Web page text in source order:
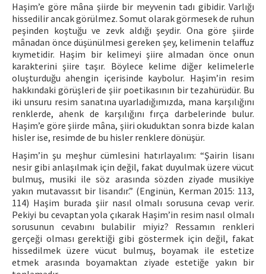
Haşim’e göre mâna şiirde bir meyvenin tadı gibidir. Varlığı
hissedilir ancak görülmez. Somut olarak görmesek de ruhun
peşinden koştuğu ve zevk aldığı şeydir. Ona göre şiirde
mânadan önce düşünülmesi gereken şey, kelimenin telaffuz
kıymetidir. Haşim bir kelimeyi şiire almadan önce onun
karakterini şiire taşır. Böylece kelime diğer kelimelerle
oluşturduğu ahengin içerisinde kaybolur. Haşim’in resim
hakkındaki görüşleri de şiir poetikasının bir tezahürüdür. Bu
iki unsuru resim sanatına uyarladığımızda, mana karşılığını
renklerde, ahenk de karşılığını fırça darbelerinde bulur.
Haşim’e göre şiirde mâna, şiiri okuduktan sonra bizde kalan
hisler ise, resimde de bu hisler renklere dönüşür.
Haşim’in şu meşhur cümlesini hatırlayalım: “Şairin lisanı
nesir gibi anlaşılmak için değil, fakat duyulmak üzere vücut
bulmuş, musiki ile söz arasında sözden ziyade musikiye
yakın mutavassıt bir lisandır.” (Enginün, Kerman 2015: 113,
114) Haşim burada şiir nasıl olmalı sorusuna cevap verir.
Pekiyi bu cevaptan yola çıkarak Haşim’in resim nasıl olmalı
sorusunun cevabını bulabilir miyiz? Ressamın renkleri
gerçeği olması gerektiği gibi göstermek için değil, fakat
hissedilmek üzere vücut bulmuş, boyamak ile estetize
etmek arasında boyamaktan ziyade estetiğe yakın bir